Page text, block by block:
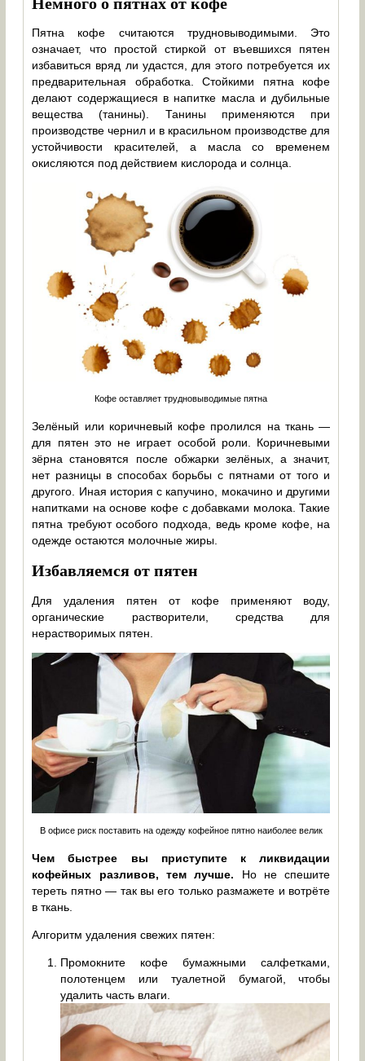
Пятна кофе считаются трудновыводимыми. Это
означает, что простой стиркой от въевшихся пятен
избавиться вряд ли удастся, для этого потребуется их
предварительная обработка. Стойкими пятна кофе
делают содержащиеся в напитке масла и дубильные
вещества (танины). Танины применяются при
производстве чернил и в красильном производстве для
устойчивости красителей, а масла со временем
окисляются под действием кислорода и солнца.
Кофе оставляет трудновыводимые пятна
Зелёный или коричневый кофе пролился на ткань —
для пятен это не играет особой роли. Коричневыми
зёрна становятся после обжарки зелёных, а значит,
нет разницы в способах борьбы с пятнами от того и
другого. Иная история с капучино, мокачино и другими
напитками на основе кофе с добавками молока. Такие
пятна требуют особого подхода, ведь кроме кофе, на
одежде остаются молочные жиры.
Избавляемся от пятен
Для удаления пятен от кофе применяют воду,
органические растворители, средства для
нерастворимых пятен.
В офисе риск поставить на одежду кофейное пятно наиболее велик
Чем быстрее вы приступите к ликвидации
кофейных разливов, тем лучше. Но не спешите
тереть пятно — так вы его только размажете и вотрёте
в ткань.
Алгоритм удаления свежих пятен:
Промокните кофе бумажными салфетками,
полотенцем или туалетной бумагой, чтобы
удалить часть влаги.